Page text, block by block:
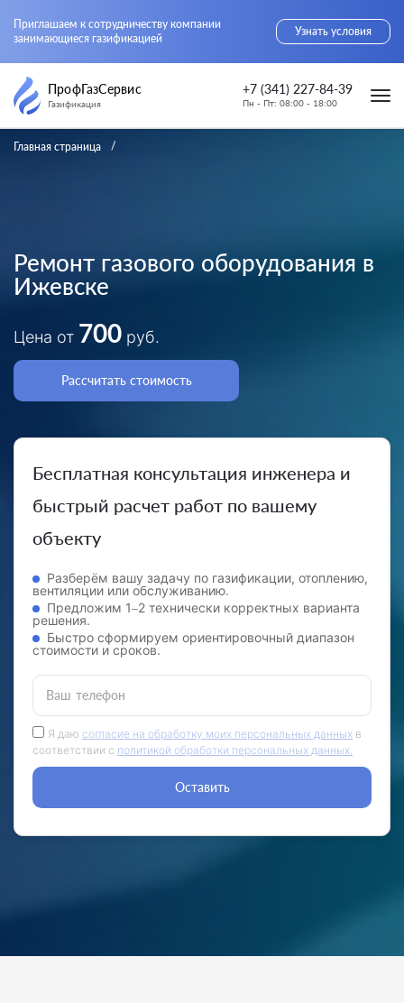
Приглашаем к сотрудничеству компании
занимающиеся газификацией
Узнать условия
ПрофГазСервис
Газификация
+7 (341) 227-84-39
Пн - Пт: 08:00 - 18:00
Главная страница
Ремонт газового оборудования в
Ижевске
Цена от 700 руб.
Рассчитать стоимость
Бесплатная консультация инженера и
быстрый расчет работ по вашему
объекту
Разберём вашу задачу по газификации, отоплению,
вентиляции или обслуживанию.
Предложим 1–2 технически корректных варианта
решения.
Быстро сформируем ориентировочный диапазон
стоимости и сроков.
Ваш телефон
Я даю согласие на обработку моих персональных данных в
соответствии с политикой обработки персональных данных.
Оставить